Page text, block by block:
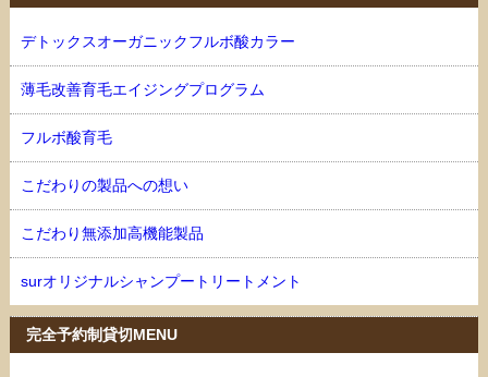
デトックスオーガニックフルボ酸カラー
薄毛改善育毛エイジングプログラム
フルボ酸育毛
こだわりの製品への想い
こだわり無添加高機能製品
surオリジナルシャンプートリートメント
完全予約制貸切MENU